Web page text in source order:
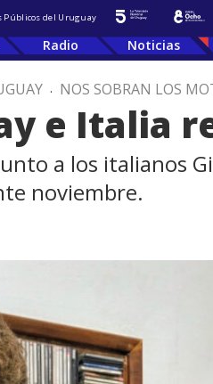
Públicos del Uruguay
Radio Noticias
. NOS SOBRAN LOS
e Italia
a los italianos
noviembre.